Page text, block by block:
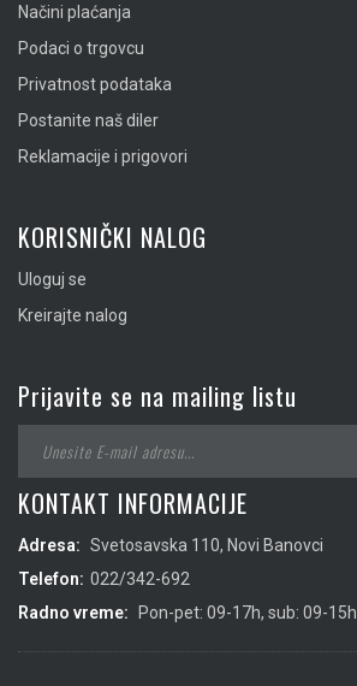
Načini plaćanja
Podaci o trgovcu
Privatnost podataka
Postanite naš diler
Reklamacije i prigovori
KORISNIČKI NALOG
Uloguj se
Kreirajte nalog
Prijavite se na mailing listu
KONTAKT INFORMACIJE
Adresa: Svetosavska 110, Novi Banovci
Telefon: 022/342-692
Radno vreme:
Pon-pet: 09-17h, sub: 09-15h